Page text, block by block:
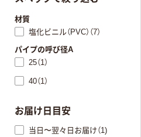
材質
塩化ビニル（PVC）（7）
パイプの呼び径A
25（1）
40（1）
お届け日目安
当日〜翌々日お届け（1)